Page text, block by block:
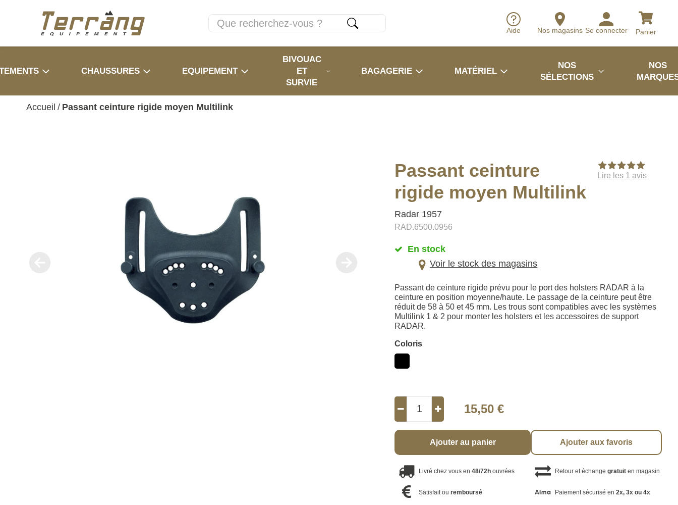
Aide Nos magasins Se connecter Panier
CHAUSSURES EQUIPEMENT
BIVOUAC
ET
SURVIE
BAGAGERIE MATÉRIEL
NOS
SÉLECTIONS
NOS
Accueil / Passant ceinture rigide moyen Multilink
Passant ceinture
rigide moyen Multilink
Radar 1957
RAD.6500.0956
Lire les 1 avis
En stock
Voir le stock des magasins
Passant de ceinture rigide prévu pour le port des holsters RADAR à la
ceinture en position moyenne/haute. Le passage de la ceinture peut être
réduit de 58 à 50 et 45 mm. Les trous sont compatibles avec les systèmes
Multilink 1 & 2 pour monter les holsters et les accessoires de support
RADAR.
Coloris
15,50 €
Ajouter au panier Ajouter aux favoris
Livré chez vous en48/72h ouvrées Retour et échange gratuiten magasin
Satisfait ouremboursé Paiement sécurisé en 2x, 3x ou 4x